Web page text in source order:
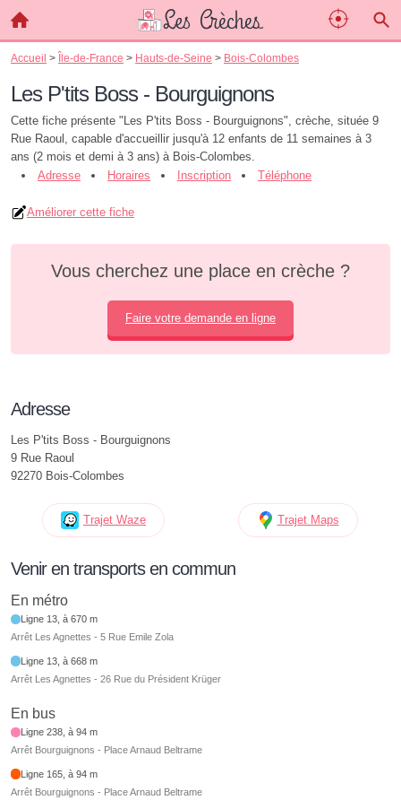
Accueil > Île-de-France > Hauts-de-Seine > Bois-Colombes
Les P'tits Boss - Bourguignons
Cette fiche présente "Les P'tits Boss - Bourguignons", crèche, située 9
Rue Raoul, capable d'accueillir jusqu'à 12 enfants de 11 semaines à 3
ans (2 mois et demi à 3 ans) à Bois-Colombes.
Adresse
Horaires Inscription Téléphone
Améliorer cette fiche
Vous cherchez une place en crèche ?
Faire votre demande en ligne
Adresse
Les P'tits Boss - Bourguignons
9 Rue Raoul
92270 Bois-Colombes
Trajet Waze Trajet Maps
Venir en transports en commun
En métro
Ligne 13, à 670 m
Arrêt Les Agnettes - 5 Rue Emile Zola
Ligne 13, à 668 m
Arrêt Les Agnettes - 26 Rue du Président Krüger
En bus
Ligne 238, à 94 m
Arrêt Bourguignons - Place Arnaud Beltrame
Ligne 165, à 94 m
Arrêt Bourguignons - Place Arnaud Beltrame